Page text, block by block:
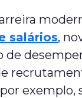
salários,
de
exemplo,